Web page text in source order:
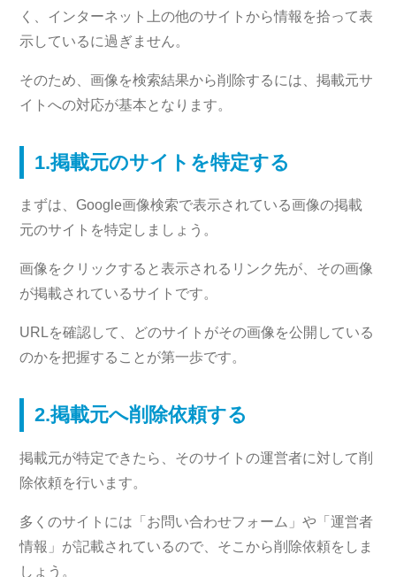
く、インターネット上の他のサイトから情報を拾って表
示しているに過ぎません。
そのため、画像を検索結果から削除するには、掲載元サ
イトへの対応が基本となります。
1.掲載元のサイトを特定する
まずは、Google画像検索で表示されている画像の掲載
元のサイトを特定しましょう。
画像をクリックすると表示されるリンク先が、その画像
が掲載されているサイトです。
URLを確認して、どのサイトがその画像を公開している
のかを把握することが第一歩です。
2.掲載元へ削除依頼する
掲載元が特定できたら、そのサイトの運営者に対して削
除依頼を行います。
多くのサイトには「お問い合わせフォーム」や「運営者
情報」が記載されているので、そこから削除依頼をしま
しょう。